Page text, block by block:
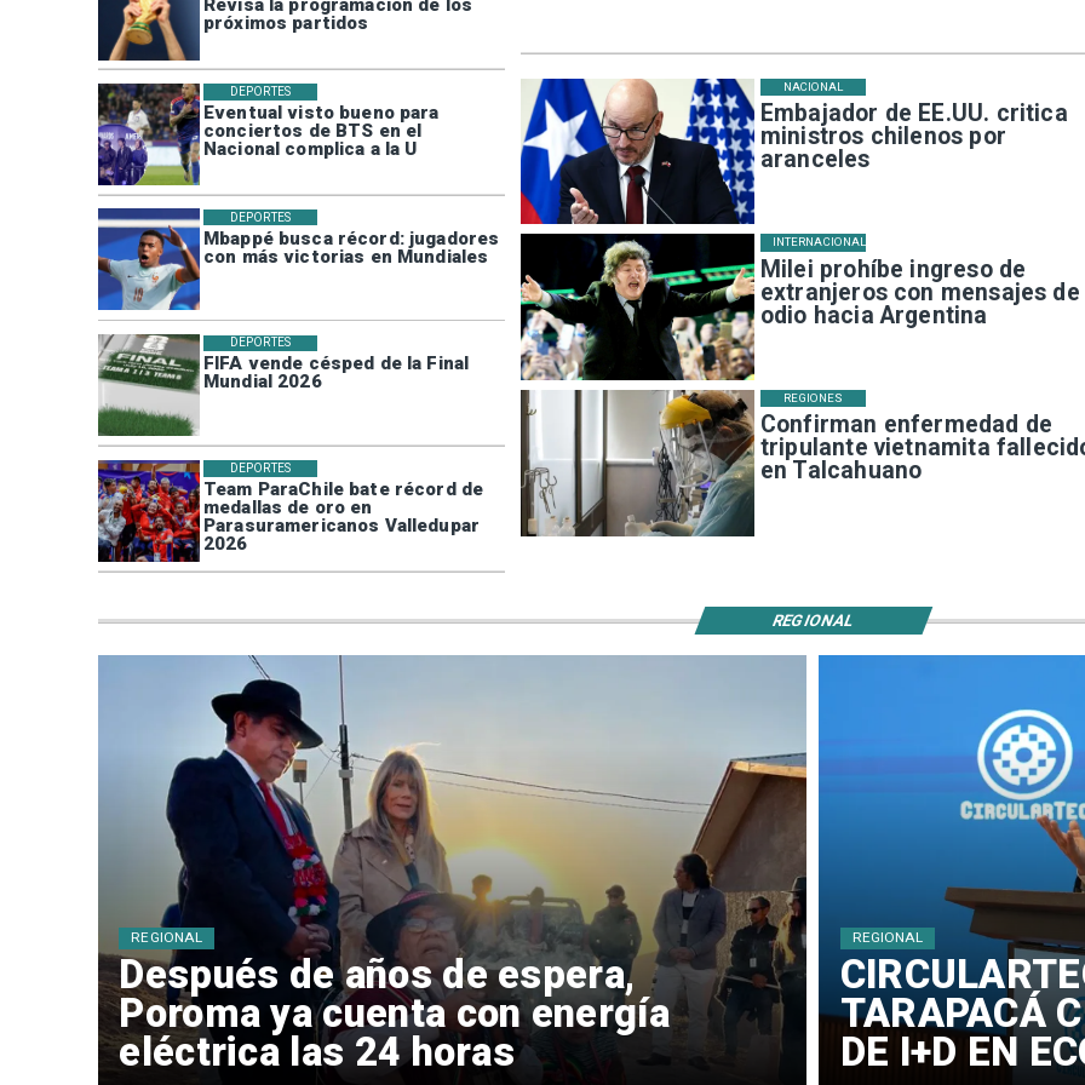
Revisa la programación de los
próximos partidos
Eventual visto bueno para
conciertos de BTS en el
Nacional complica a la U
DEPORTES
Mbappé busca récord: jugadores
con más victorias en Mundiales
DEPORTES
FIFA vende césped de la Final
Mundial 2026
DEPORTES
Team ParaChile bate récord de
medallas de oro en
Parasuramericanos Valledupar
2026
DEPORTES
Embajador de EE.UU. critica
ministros chilenos por
aranceles
NACIONAL
Milei prohíbe ingreso de
extranjeros con mensajes de
odio hacia Argentina
INTERNACIONAL
Confirman enfermedad de
tripulante vietnamita
en Talcahuano
REGIONES
Después de años de espera,
Poroma ya cuenta con energía
eléctrica las 24 horas
REGIONAL
TARAPACÁ
DE I+D EN
REGIONAL
REGIONAL